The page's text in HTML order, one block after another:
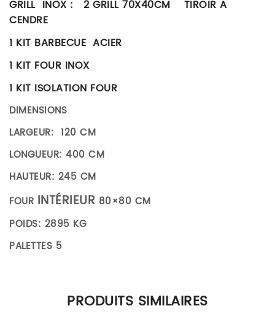
GRILL INOX : 2 GRILL 70X40CM TIROIR A
CENDRE
1 KIT BARBECUE ACIER
1 KIT FOUR INOX
1 KIT ISOLATION FOUR
DIMENSIONS
LARGEUR: 120 CM
LONGUEUR: 400 CM
HAUTEUR: 245 CM
FOUR INTÉRIEUR 80×80 CM
POIDS: 2895 KG
PALETTES 5
PRODUITS SIMILAIRES